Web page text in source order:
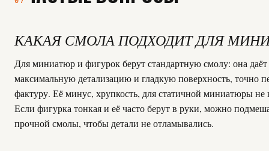
КАКАЯ СМОЛА ПОДХОДИТ ДЛЯ
Для миниатюр и фигурок берут стандартную смолу: она даёт
максимальную детализацию и гладкую поверхность, точно
фактуру. Её минус, хрупкость, для статичной миниатюры не
Если фигурка тонкая и её часто берут в руки, можно
прочной смолы, чтобы детали не отламывались.